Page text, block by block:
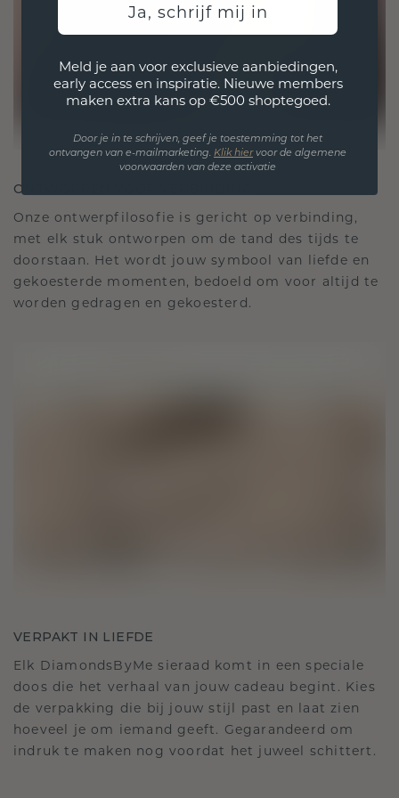
ONTWORPEN VOOR VERBINDING
Onze ontwerpfilosofie is gericht op verbinding,
met elk stuk ontworpen om de tand des tijds te
doorstaan. Het wordt jouw symbool van liefde en
gekoesterde momenten, bedoeld om voor altijd te
worden gedragen en gekoesterd.
VERPAKT IN LIEFDE
Elk DiamondsByMe sieraad komt in een speciale
doos die het verhaal van jouw cadeau begint. Kies
de verpakking die bij jouw stijl past en laat zien
hoeveel je om iemand geeft. Gegarandeerd om
indruk te maken nog voordat het juweel schittert.
Ja, schrijf mij in
Meld je aan voor exclusieve aanbiedingen,
early access en inspiratie. Nieuwe members
maken extra kans op €500 shoptegoed.
Door je in te schrijven, geef je toestemming tot het
ontvangen van e-mailmarketing. Klik hiervoor de algemene
voorwaarden van deze activatie